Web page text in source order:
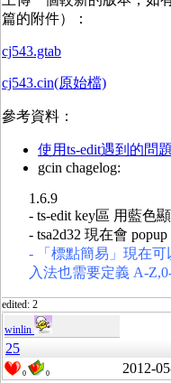
篇的附件）：
cj543.gtab
cj543.cin(原始檔)
參考資料：
使用ts-edit遇到的問題
gcin chagelog:
1.6.9
- ts-edit key區 用藍色
- tsa2d32 現在會
- 「標點簡易」現在
入法也需要定義 A-
edited: 2
winlin
25
0 0 2012-